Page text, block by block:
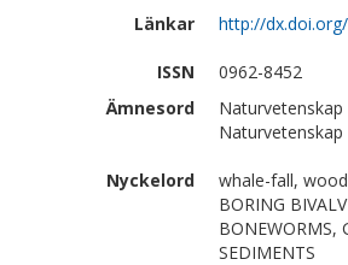
Länkar
http://
ISSN
0962-8452
Ämnesord
Nyckelord
whale-fall,
BORING
BONEWORMS,
SEDIMENTS